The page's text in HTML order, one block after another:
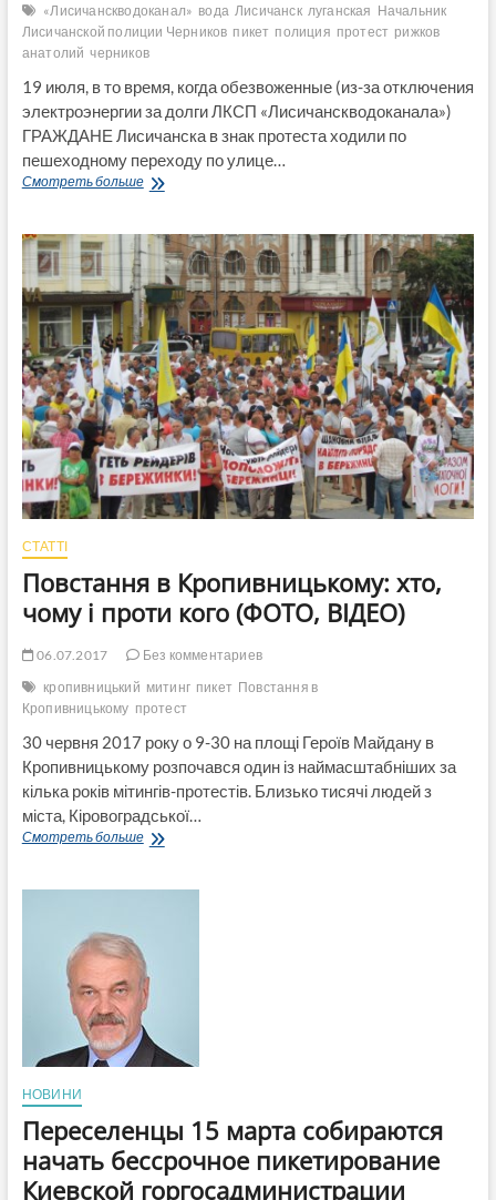
«Лисичанскводоканал» вода Лисичанск луганская Начальник
Лисичанской полиции Черников пикет полиция протест рижков
анатолий черников
19 июля, в то время, когда обезвоженные (из-за отключения
электроэнергии за долги ЛКСП «Лисичанскводоканала»)
ГРАЖДАНЕ Лисичанска в знак протеста ходили по
пешеходному переходу по улице…
Смотреть большеНачальник
Черников
пытался
вручить
уведомление
о
предупреждении
незаконных
действий,
когда
Граждане
ходили
по
пешеходному
переходу
(+видео)
СТАТТІ
Повстання в Кропивницькому: хто,
чому і проти кого (ФОТО, ВІДЕО)
06.07.2017
Без комментариев
кропивницький митинг пикет Повстання в
Кропивницькому протест
30 червня 2017 року о 9-30 на площі Героїв Майдану в
Кропивницькому розпочався один із наймасштабніших за
кілька років мітингів-протестів. Близько тисячі людей з
міста, Кіровоградської…
Смотреть большеПовстання
проти
кого
(ФОТО,
ВІДЕО)
НОВИНИ
Переселенцы 15 марта собираются
начать бессрочное пикетирование
Киевской горгосадминистрации